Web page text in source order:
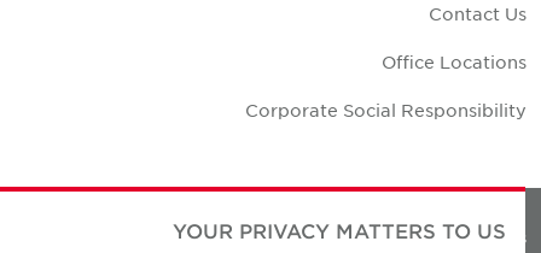
Contact Us
Office Locations
Corporate Social Responsibility
Privacy Policies
YOUR PRIVACY MATTERS TO US